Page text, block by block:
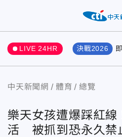
LIVE 24HR 決戰2026
中天新聞網 體育 總覽
樂天女孩遭爆踩紅線
活 被抓到恐永久禁